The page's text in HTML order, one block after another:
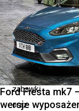
dużym
bagażnikiem,
który
pomieści
walizki,
zabawki
oraz
Ford Fiesta mk7
wersje